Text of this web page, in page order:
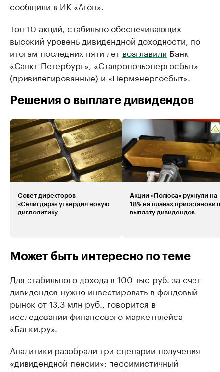
сообщили в ИК «Атон».
Топ-10 акций, стабильно обеспечивающих
высокий уровень дивидендной доходности, по
итогам последних пяти лет возглавили Банк
«Санкт-Петербург», «Ставропольэнергосбыт»
(привилегированные) и «Пермэнергосбыт».
Решения о выплате дивидендов
Совет директоров
«Селигдара» утвердил новую
дивполитику
Акции «Полюса» рухнули на
18% на планах
выплату дивидендов
Может быть интересно по теме
Для стабильного дохода в 100 тыс руб. за счет
дивидендов нужно инвестировать в фондовый
рынок от 13,3 млн руб., говорится в
исследовании финансового маркетплейса
«Банки.ру».
Аналитики разобрали три сценарии получения
«дивидендной пенсии»: пессимистичный